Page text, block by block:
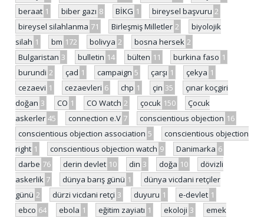
beraat 1 biber gazı 8 BİKG 1 bireysel başvuru 2
bireysel silahlanma 71 Birleşmiş Milletler 2
biyolojik
silah 1 bm 172 bolivya 2 bosna hersek 2
Bulgaristan 3 bulletin 14 bülten 11 burkina faso 1
burundi 2 çad 1 campaign 5 çarşı 1 çekya 1
cezaevi 1 cezaevleri 6 chp 1 çin 35
çınar koçgiri
doğan 3 CO 1 CO Watch 2 çocuk 150
Çocuk
askerler 45 connection e.V 7 conscientious objection 16
conscientious objection association 5
conscientious objection
right 1 conscientious objection watch 9 Danimarka 6
darbe 76 derin devlet 10 din 3 doğa 10
dövizli
askerlik 7 dünya barış günü 1
dünya vicdani retçiler
günü 2 dürzi vicdani retçi 3 duyuru 1 e-devlet 1
ebco 64 ebola 1 eğitim zayiatı 1 ekoloji 3
emek